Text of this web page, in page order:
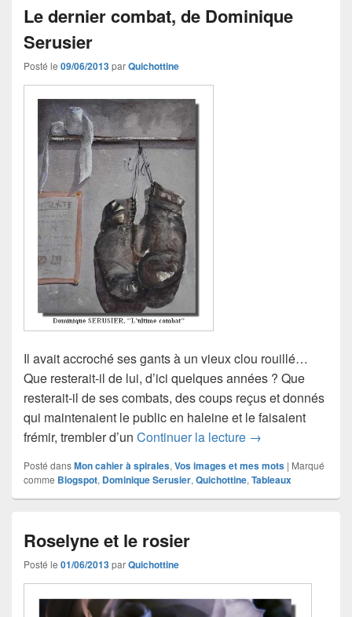
Le dernier combat, de Dominique
Serusier
Posté le 09/06/2013parQuichottine
Il avait accroché ses gants à un vieux clou rouillé…
Que resterait-il de lui, d’ici quelques années ? Que
resterait-il de ses combats, des coups reçus et donnés
qui maintenaient le public en haleine et le faisaient
frémir, trembler d’un Continuer la lecture Le dernier
→
Posté dansMon cahier à spirales, Vos images et mes mots | Marqué
comme Blogspot, Dominique Serusier, Quichottine, Tableaux
Roselyne et le rosier
Posté le 01/06/2013parQuichottine